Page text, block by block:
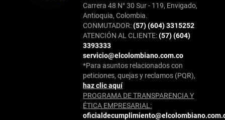
Carrera 48 N° 30 Sur - 119, Envigado,
Antioquia, Colombia.
CONMUTADOR:(57) (604) 3315252
ATENCIÓN AL CLIENTE:(57) (604)
3393333
servicio@elcolombiano.com.co
*Para asuntos relacionados con
peticiones, quejas y reclamos (PQR),
haz clic aquí
PROGRAMA DE TRANSPARENCIA Y
ÉTICA EMPRESARIAL: